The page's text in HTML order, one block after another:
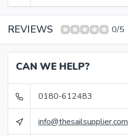
REVIEWS 0/5
CAN WE HELP?
0180-612483
info@thesailsupplier.com